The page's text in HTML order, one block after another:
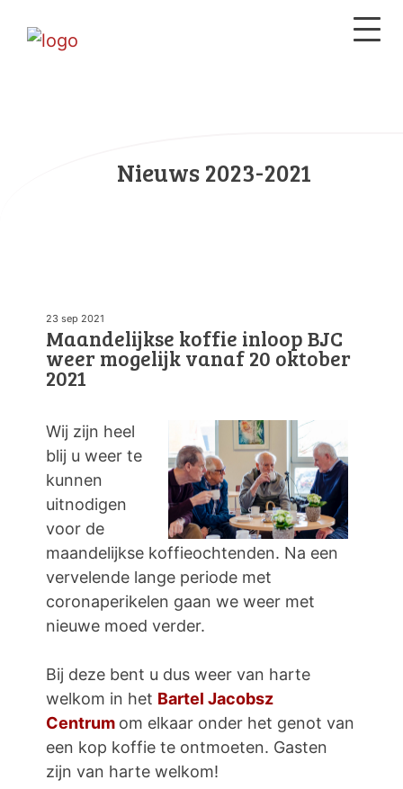
Nieuws 2023-2021
23 sep 2021
Maandelijkse koffie inloop BJC
weer mogelijk vanaf 20 oktober
2021
Wij zijn heel
blij u weer te
kunnen
uitnodigen
voor de
maandelijkse koffieochtenden. Na een
vervelende lange periode met
coronaperikelen gaan we weer met
nieuwe moed verder.
Bij deze bent u dus weer van harte
welkom in het Bartel Jacobsz
Centrum om elkaar onder het genot van
een kop koffie te ontmoeten. Gasten
zijn van harte welkom!